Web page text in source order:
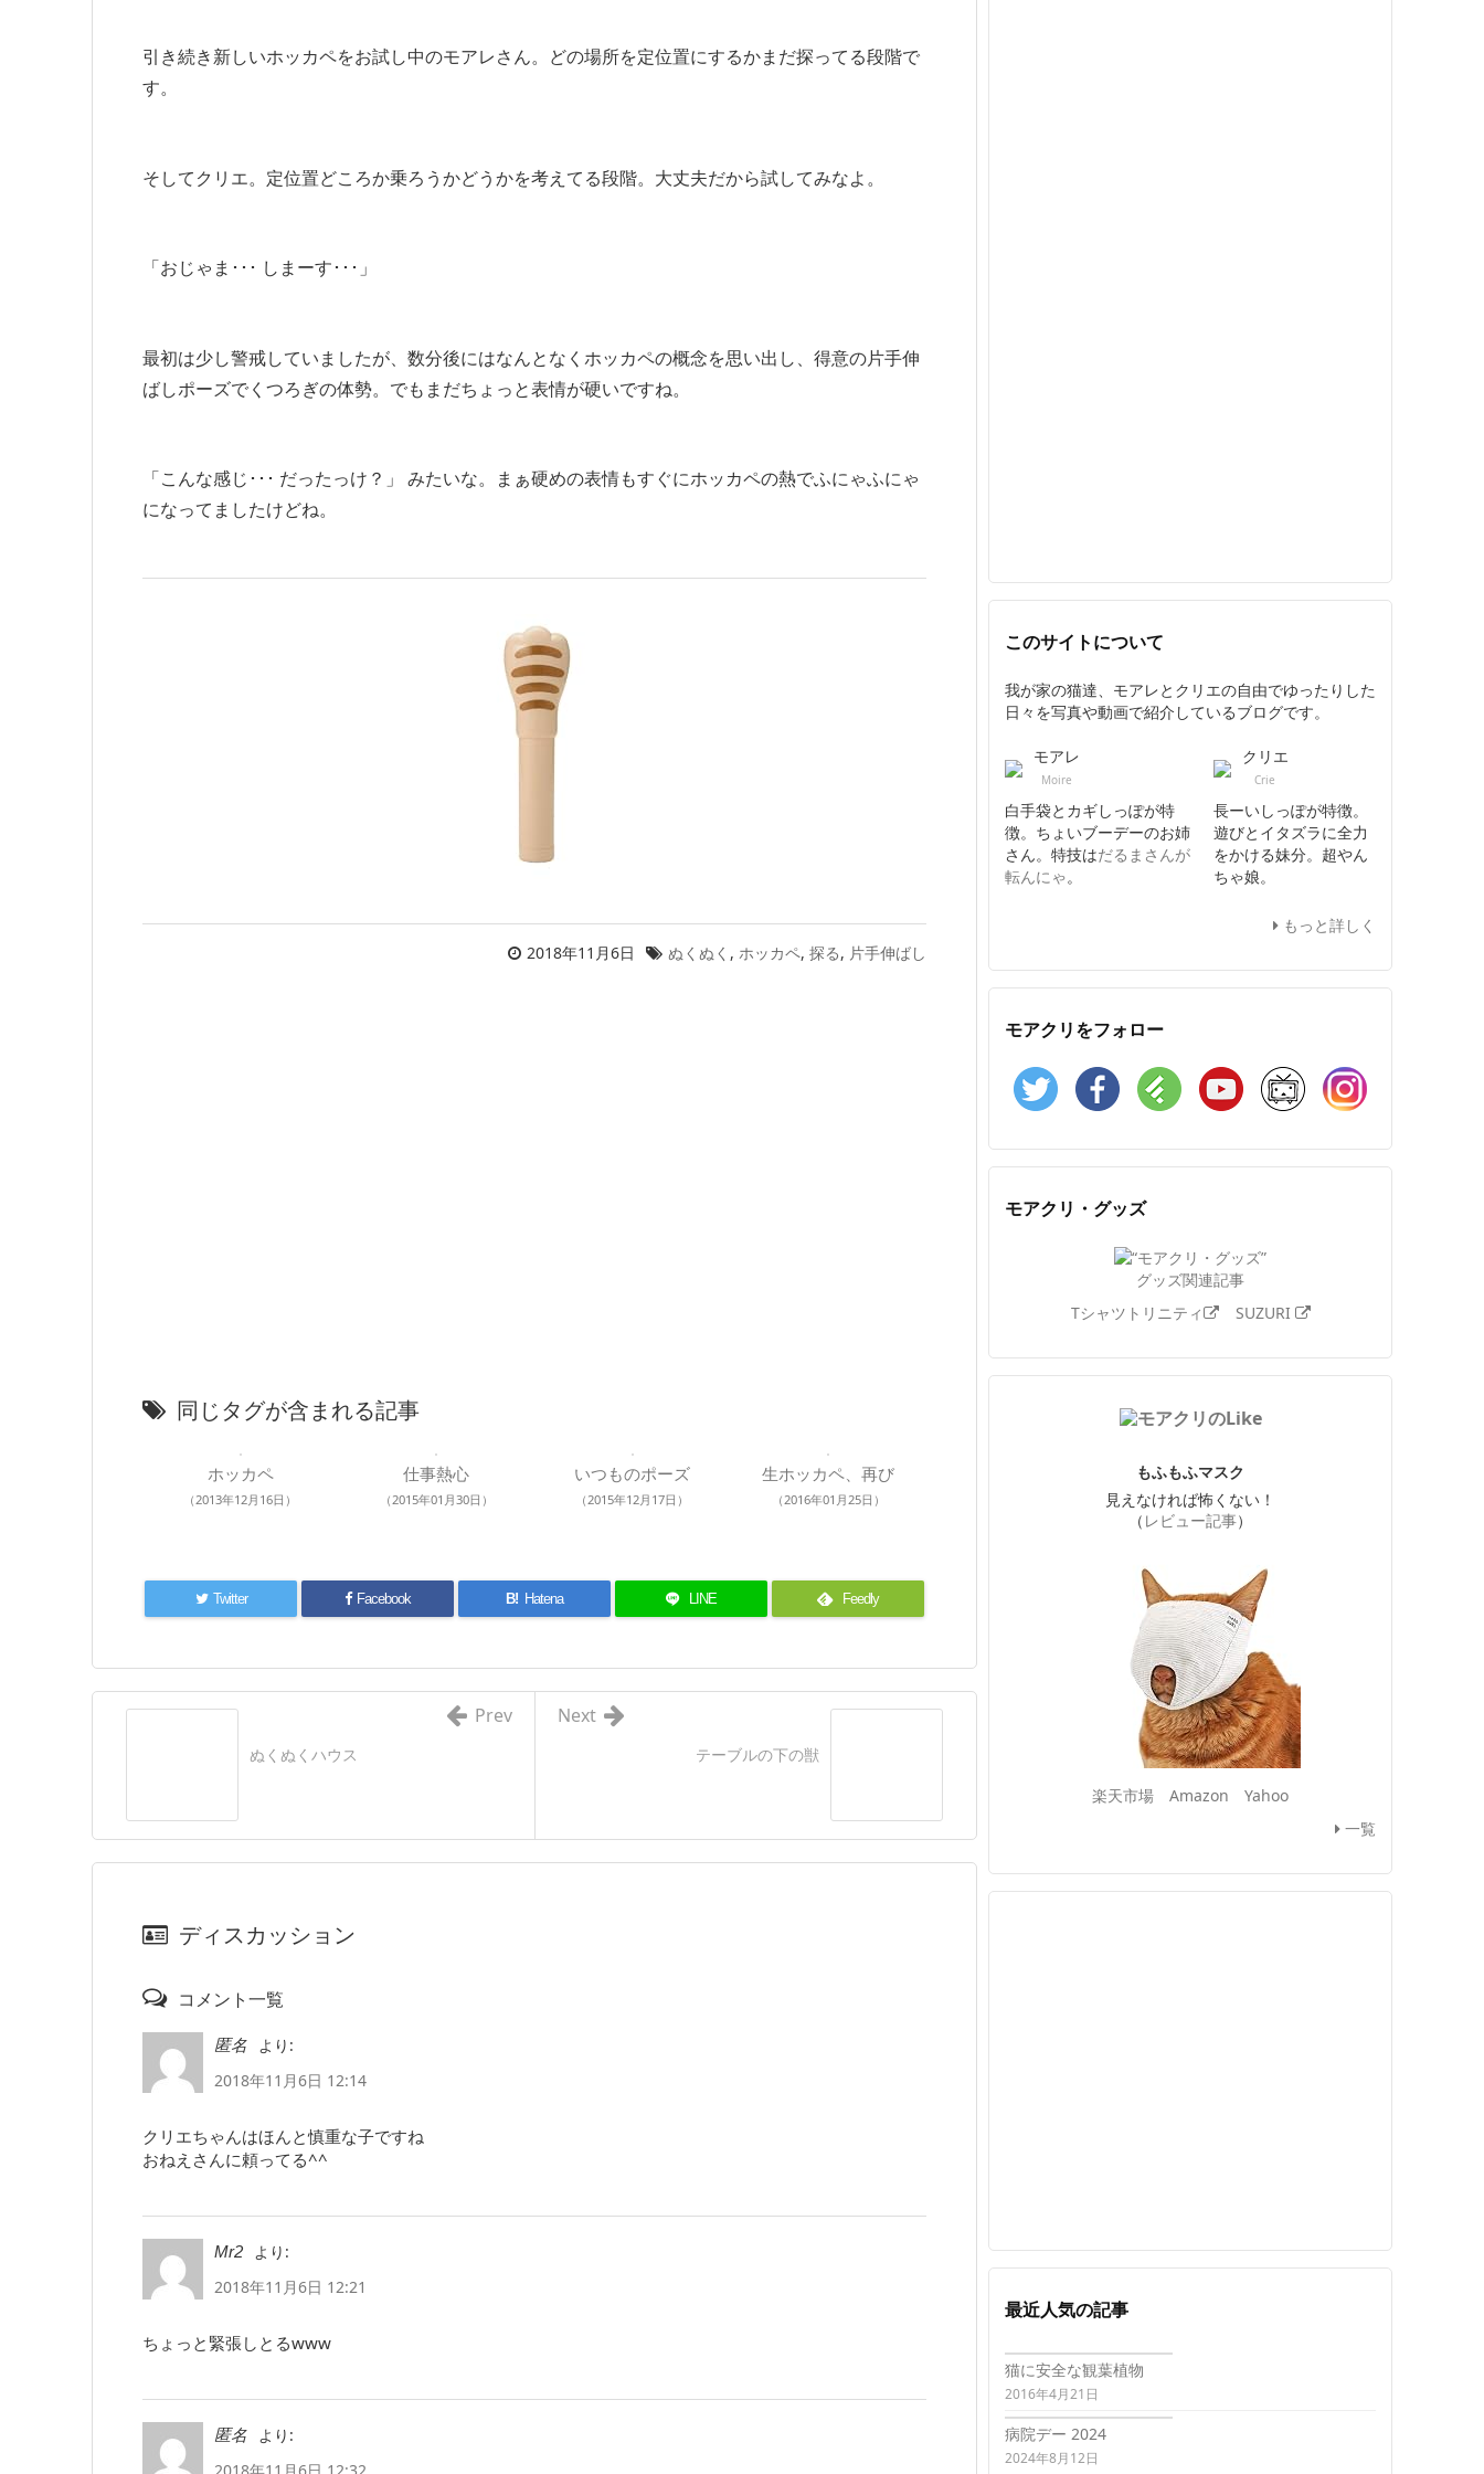
引き続き新しいホッカペをお試し中のモアレさん。どの場所を定位置にするかまだ探ってる段階で
す。
そしてクリエ。定位置どころか乗ろうかどうかを考えてる段階。大丈夫だから試してみなよ。
「おじゃま･･･ しまーす･･･」
最初は少し警戒していましたが、数分後にはなんとなくホッカペの概念を思い出し、得意の片手伸
ばしポーズでくつろぎの体勢。でもまだちょっと表情が硬いですね。
「こんな感じ･･･ だったっけ？」 みたいな。まぁ硬めの表情もすぐにホッカペの熱でふにゃふにゃ
になってましたけどね。
2018年11月6日 ぬくぬく , ホッカペ, 探る, 片手伸ばし
同じタグが含まれる記事
ホッカペ
（2013年12月16日）
仕事熱心
（2015年01月30日）
いつものポーズ
（2015年12月17日）
生ホッカペ、再び
（2016年01月25日）
Twitter Facebook B! Hatena LINE Feedly
テーブルの下の獣
Next
ぬくぬくハウス
Prev
ディスカッション
コメント一覧
匿名
より:
2018年11月6日 12:14
クリエちゃんはほんと慎重な子ですね
おねえさんに頼ってる^^
Mr2
より:
2018年11月6日 12:21
ちょっと緊張しとるwww
匿名
より:
このサイトについて
我が家の猫達、モアレとクリエの自由でゆったりした
日々を写真や動画で紹介しているブログです。
モアレ
Moire
白手袋とカギしっぽが特
徴。ちょいブーデーのお姉
さん。特技はだるまさんが
転んにゃ。
クリエ
Crie
長ーいしっぽが特徴。
遊びとイタズラに全力
をかける妹分。超やん
ちゃ娘。
もっと詳しく
モアクリをフォロー
Twitter Facebook Feedly YouTube ニコニコ動画
モアクリ・グッズ
グッズ関連記事
Tシャツトリニティ
SUZURI
もふもふマスク
見えなければ怖くない！
（ レビュー記事）
楽天市場 Amazon
Yahoo
一覧
最近人気の記事
猫に安全な観葉植物
2016年4月21日
病院デー 2024
2024年8月12日